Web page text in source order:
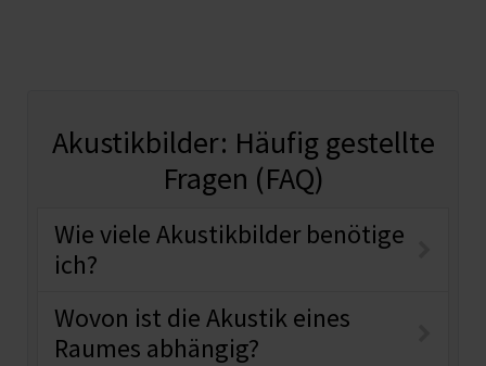
Akustikbilder: Häufig gestellte
Fragen (FAQ)
Wie viele Akustikbilder benötige
ich?
Wovon ist die Akustik eines
Raumes abhängig?